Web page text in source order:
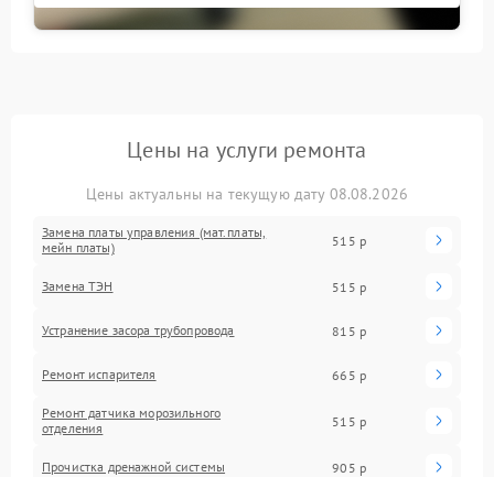
Цены на услуги ремонта
Цены актуальны на текущую дату 08.08.2026
Замена платы управления (мат.платы,
мейн платы)
515 р
Замена ТЭН 515 р
Устранение засора трубопровода 815 р
Ремонт испарителя 665 р
Ремонт датчика морозильного
отделения
515 р
Прочистка дренажной системы 905 р